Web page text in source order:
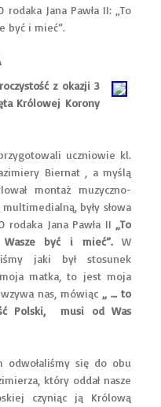
rodaka Jana Pawła II: „To
być i mieć”.
z okazji 3
Królowej Korony
uczniowie kl.
Biernat , a myślą
montaż muzyczno-
były słowa
rodaka Jana Pawła II „To
być i mieć”.W
jaki był stosunek
matka, to jest moja
nas, mówiąc„ … to
Polski, musi od Was
się do obu
który oddał nasze
czyniąc ją Królową